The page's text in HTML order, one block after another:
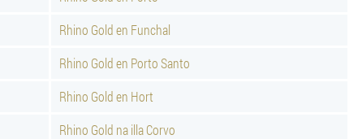
Rhino Gold en Funchal
Rhino Gold en Porto Santo
Rhino Gold en Hort
Rhino Gold na illa Corvo